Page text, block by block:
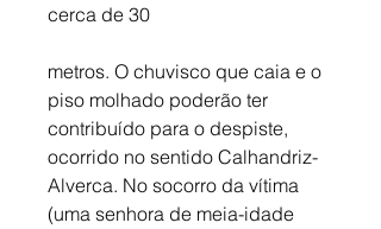
cerca de 30
metros. O chuvisco que caia e o
piso molhado poderão ter
contribuído para o despiste,
ocorrido no sentido Calhandriz-
Alverca. No socorro da vítima
(uma senhora de meia-idade